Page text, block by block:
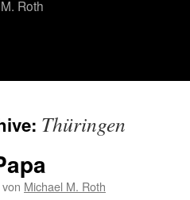
Roth
Thüringen
von Michael M. Roth